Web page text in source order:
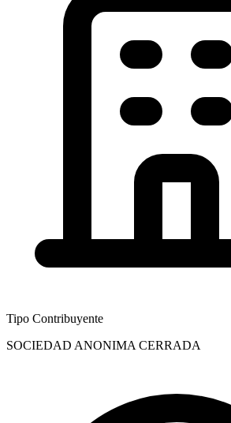
Tipo Contribuyente
SOCIEDAD ANONIMA CERRADA